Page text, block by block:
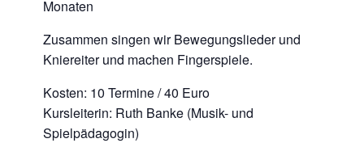
Monaten
Zusammen singen wir Bewegungslieder und
Kniereiter und machen Fingerspiele.
Kosten: 10 Termine / 40 Euro
Kursleiterin: Ruth Banke (Musik- und
Spielpädagogin)